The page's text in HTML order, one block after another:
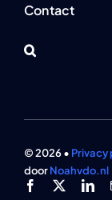
Contact
© 2026 • Privacy
doorNoahvdo.nl